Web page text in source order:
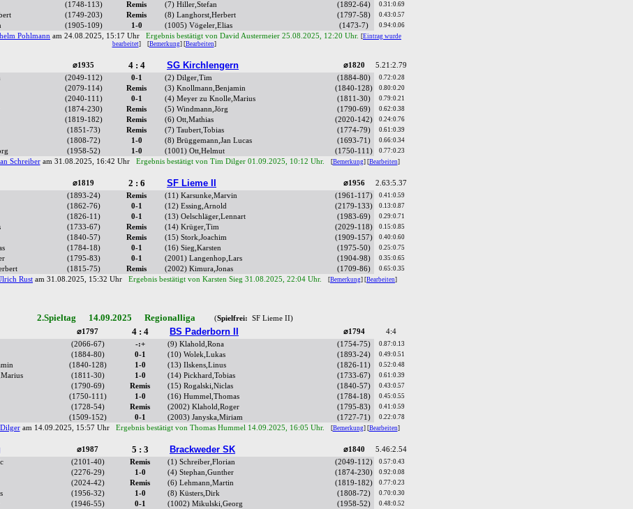
(1748-113) Remis (7) Hiller,Stefan (1892-64) 0.31:0.69
(1749-203) Remis (8) Langhorst,Herbert (1797-58) 0.43:0.57
(1905-109) 1-0 (1005) Vögeler,Elias (1473-7) 0.94:0.06
Pohlmann am 24.08.2025, 15:17 Uhr Ergebnis bestätigt von David Austermeier 25.08.2025, 12:20 Uhr. [Eintrag wurde
bearbeitet] [Bemerkung] [Bearbeiten]
⌀1935 4 : 4 SG Kirchlengern ⌀1820
5.21:2.79
(2049-112) 0-1 (2) Dilger,Tim (1884-80) 0.72:0.28
(2079-114) Remis (3) Knollmann,Benjamin (1840-128) 0.80:0.20
(2040-111) 0-1 (4) Meyer zu Knolle,Marius (1811-30) 0.79:0.21
(1874-230) Remis (5) Windmann,Jörg (1790-69) 0.62:0.38
(1819-182) Remis (6) Ott,Mathias (2020-142) 0.24:0.76
(1851-73) Remis (7) Taubert,Tobias (1774-79) 0.61:0.39
(1808-72) 1-0 (8) Brüggemann,Jan Lucas (1693-71) 0.66:0.34
(1958-52) 1-0 (1001) Ott,Helmut (1750-111) 0.77:0.23
Schreiberam 31.08.2025, 16:42 Uhr Ergebnis bestätigt von Tim Dilger 01.09.2025, 10:12 Uhr. [Bemerkung] [Bearbeiten]
⌀1819 2 : 6 SF Lieme II ⌀1956
2.63:5.37
(1893-24) Remis (11) Karsunke,Marvin (1961-117) 0.41:0.59
(1862-76) 0-1 (12) Essing,Arnold (2179-133) 0.13:0.87
(1826-11) 0-1 (13) Oelschläger,Lennart (1983-69) 0.29:0.71
(1733-67) Remis (14) Krüger,Tim (2029-118) 0.15:0.85
(1840-57) Remis (15) Stork,Joachim (1909-157) 0.40:0.60
(1784-18) 0-1 (16) Sieg,Karsten (1975-50) 0.25:0.75
(1795-83) 0-1 (2001) Langenhop,Lars (1904-98) 0.35:0.65
(1815-75) Remis (2002) Kimura,Jonas (1709-86) 0.65:0.35
Rust am 31.08.2025, 15:32 Uhr Ergebnis bestätigt von Karsten Sieg 31.08.2025, 22:04 Uhr. [Bemerkung] [Bearbeiten]
2.Spieltag 14.09.2025 Regionalliga (Spielfrei: SF Lieme II)
⌀1797 4 : 4 BS Paderborn II ⌀1794
4:4
(2066-67) -:+ (9) Klahold,Rona (1754-75) 0.87:0.13
(1884-80) 0-1 (10) Wolek,Lukas (1893-24) 0.49:0.51
(1840-128) 1-0 (13) Ilskens,Linus (1826-11) 0.52:0.48
(1811-30) 1-0 (14) Pickhard,Tobias (1733-67) 0.61:0.39
(1790-69) Remis (15) Rogalski,Niclas (1840-57) 0.43:0.57
(1750-111) 1-0 (16) Hummel,Thomas (1784-18) 0.45:0.55
(1728-54) Remis (2002) Klahold,Roger (1795-83) 0.41:0.59
(1509-152) 0-1 (2003) Janyska,Miriam (1727-71) 0.22:0.78
am 14.09.2025, 15:57 Uhr Ergebnis bestätigt von Thomas Hummel 14.09.2025, 16:05 Uhr. [Bemerkung] [Bearbeiten]
⌀1987 5 : 3 Brackweder SK ⌀1840
5.46:2.54
(2101-40) Remis (1) Schreiber,Florian (2049-112) 0.57:0.43
(2276-29) 1-0 (4) Stephan,Gunther (1874-230) 0.92:0.08
(2024-42) Remis (6) Lehmann,Martin (1819-182) 0.77:0.23
(1956-32) 1-0 (8) Küsters,Dirk (1808-72) 0.70:0.30
(1946-55) 0-1 (1002) Mikulski,Georg (1958-52) 0.48:0.52